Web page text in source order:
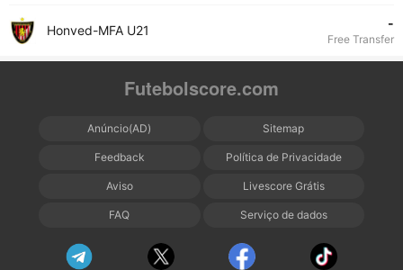
Honved-MFA U21 -
Free Transfer
Futebolscore.com
Anúncio(AD) Sitemap
Feedback Política de Privacidade
Aviso Livescore Grátis
FAQ Serviço de dados